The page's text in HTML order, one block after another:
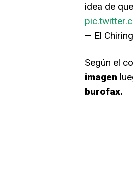
idea de
— El
Según el
imagen
burofax.